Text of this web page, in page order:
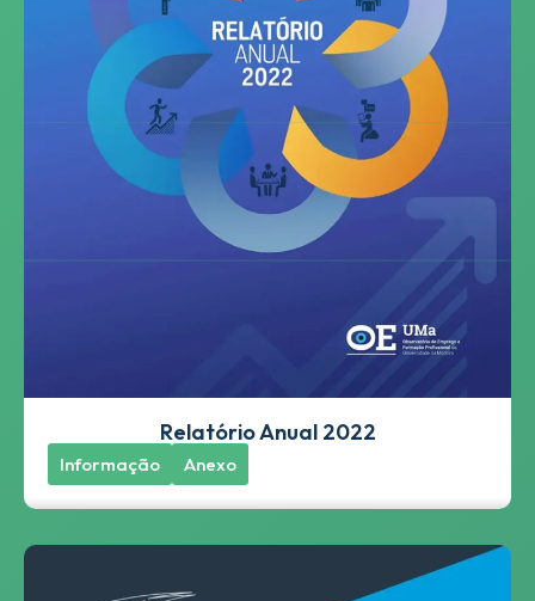
Relatório Anual 2022
Informação Anexo